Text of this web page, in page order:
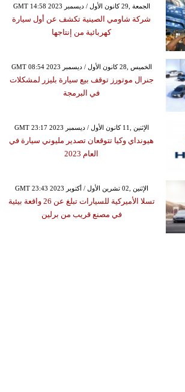
GMT 14:58 2023 الجمعة ,29 كانون الأول / ديسمبر
شركة شاومي الصينية تكشف عن أول سيارة
كهربائية من إنتاجها
GMT 08:54 2023 الخميس ,28 كانون الأول / ديسمبر
جنرال موتورز توقف بيع سيارة بليزر لمشكلات
في البرمجة
GMT 23:17 2023 الإثنين ,11 كانون الأول / ديسمبر
هيونداي وكيا تتوقعان تصدير مليوني سيارة في
العام 2023
GMT 23:43 2023 الإثنين ,02 تشرين الأول / أكتوبر
تسلا الأميركية للسيارات تبلغ عن 26 واقعة بيئية
في مصنع قريب من برلين